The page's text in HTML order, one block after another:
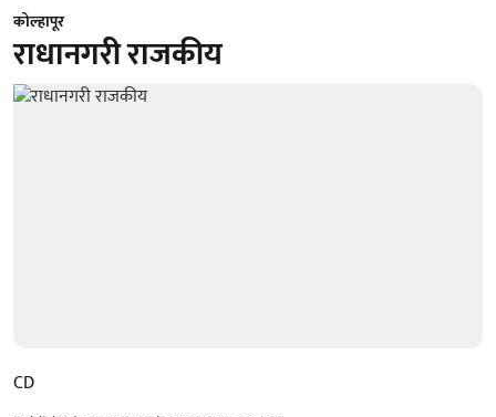
कोल्हापूर
राधानगरी राजकीय
CD